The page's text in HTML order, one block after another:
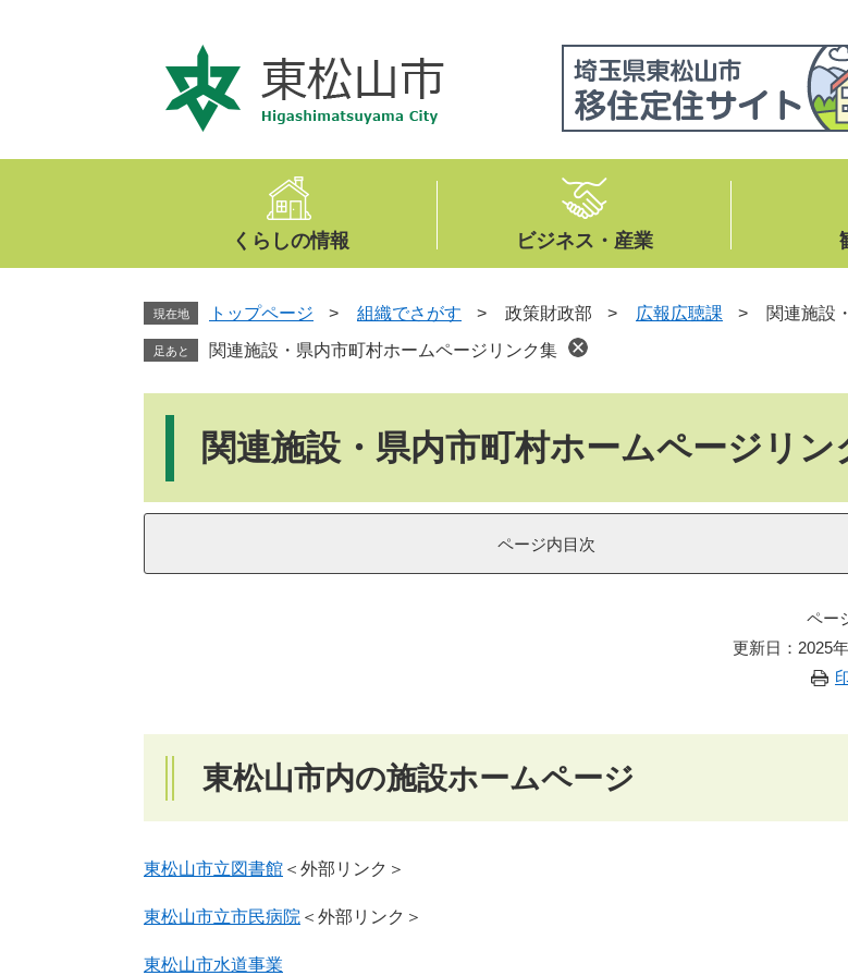
文
くらしの情報 ビジネス・産業
現在地 トップページ > 組織でさがす > 政策財政部 > 広報広聴課 > 関連施設
足あと 関連施設・県内市町村ホームページリンク集
関連施設・県内市町村ホームページリン
ページ内目次
ペー
更新日：2025
東松山市内の施設ホームページ
東松山市立図書館 ＜外部リンク＞
東松山市立市民病院 ＜外部リンク＞
東松山市水道事業